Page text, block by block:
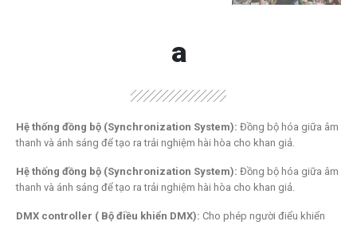
a
Hệ thống đồng bộ (Synchronization System): Đồng bộ hóa giữa âm
thanh và ánh sáng để tạo ra trải nghiệm hài hòa cho khan giả.
Hệ thống đồng bộ (Synchronization System): Đồng bộ hóa giữa âm
thanh và ánh sáng để tạo ra trải nghiệm hài hòa cho khan giả.
DMX controller ( Bộ điều khiển DMX): Cho phép người điểu khiển